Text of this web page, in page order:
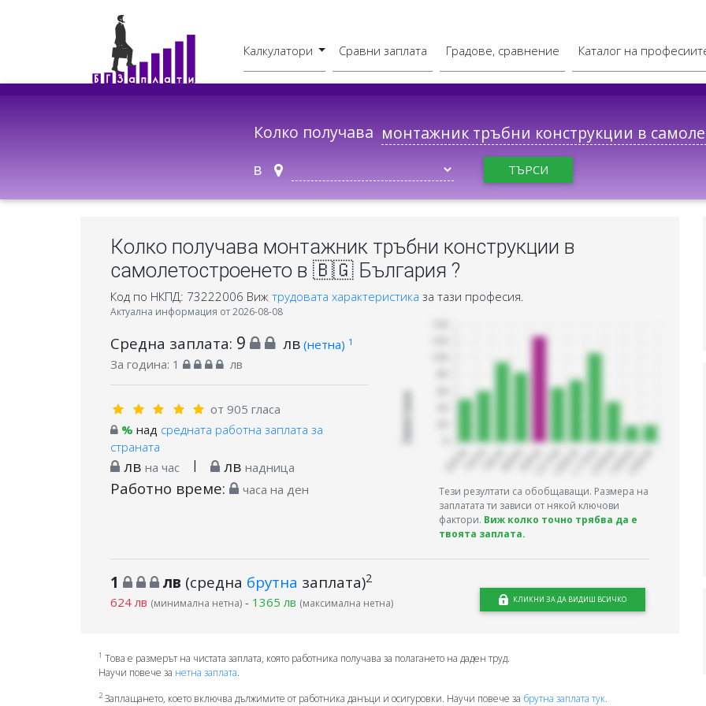
Калкулатори Сравни заплата Градове, сравнение Каталог на
Колко получава
в
ТЪРСИ
Колко получава монтажник тръбни конструкции в
самолетостроенето в 🇧🇬 България ?
Код по НКПД: 73222006 Виж трудовата характеристика за тази професия.
Актуална информация от 2026-08-08
Средна заплата: 9 лв (нетна) 1
За година: 1 лв
от 905 гласа
% над средната работна заплата за
страната
лв на час | лв надница
Работно време: часа на ден
Тези резултати са обобщаващи. Размера на
заплатата ти зависи от някой ключови
фактори. Виж колко точно трябва да е
твоята заплата.
1 лв (средна брутна заплата)2
624 лв (минимална нетна)- 1365 лв (максимална нетна) КЛИКНИ ЗА ДА ВИДИШ ВСИЧКО
1 Това е размерът на чистата заплата, която работника получава за полагането на даден труд.
Научи повече за нетна заплата.
2Заплащането, което включва дължимите от работника данъци и осигуровки. Научи повече за брутна заплата тук.